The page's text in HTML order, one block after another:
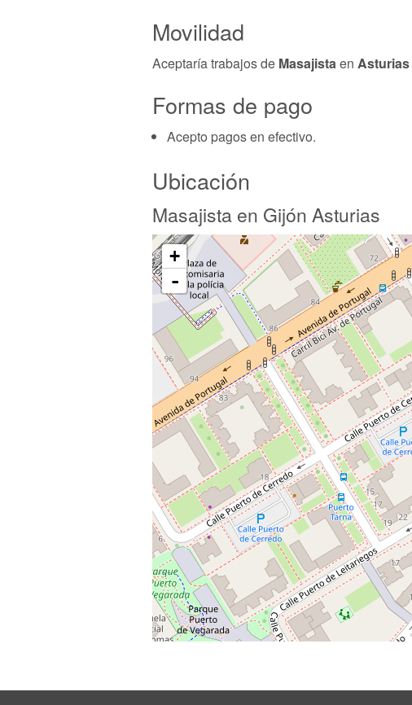
Movilidad
Aceptaría trabajos de Masajistaen Asturias
Formas de pago
Acepto pagos en efectivo.
Ubicación
Masajista en Gijón Asturias
+
-